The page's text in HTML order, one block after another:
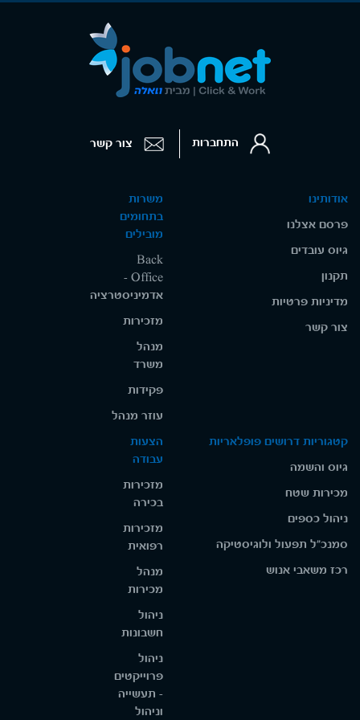
אודותינו
פרסם אצלנו
גיוס עובדים
תקנון
מדיניות פרטיות
צור קשר
משרות
בתחומים
מובילים
Back
Office -
אדמיניסטרציה
מזכירות
מנהל
משרד
פקידות
עוזר מנהל
קטגוריות דרושים פופלאריות
גיוס והשמה
מכירות שטח
ניהול כספים
סמנכ"ל תפעול ולוגיסטיקה
רכז משאבי אנוש
הצעות
עבודה
מזכירות
בכירה
מזכירות
רפואית
מנהל
מכירות
ניהול
חשבונות
ניהול
פרוייקטים
- תעשייה
וניהול